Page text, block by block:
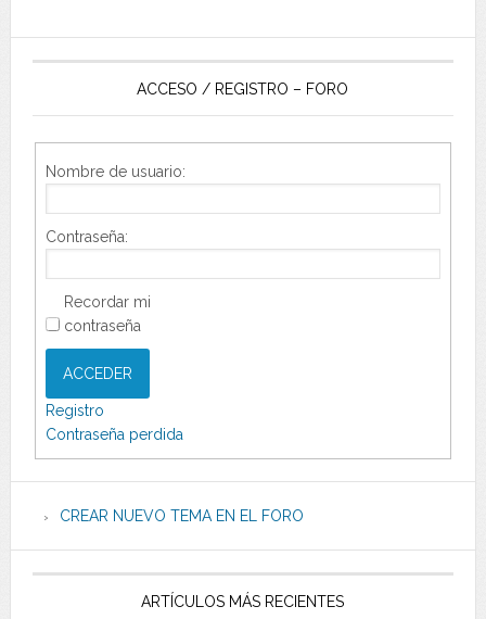
ACCESO / REGISTRO – FORO
Nombre de usuario:
Contraseña:
Recordar mi
contraseña
ACCEDER
Registro
Contraseña perdida
CREAR NUEVO TEMA EN EL FORO
ARTÍCULOS MÁS RECIENTES